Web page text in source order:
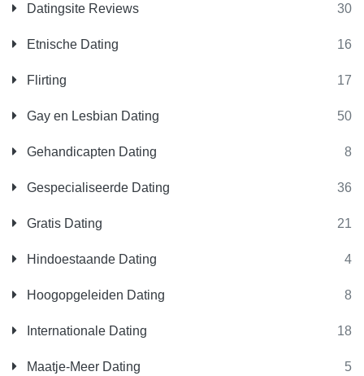
Datingsite Reviews 30
Etnische Dating 16
Flirting 17
Gay en Lesbian Dating 50
Gehandicapten Dating 8
Gespecialiseerde Dating 36
Gratis Dating 21
Hindoestaande Dating 4
Hoogopgeleiden Dating 8
Internationale Dating 18
Maatje-Meer Dating 5